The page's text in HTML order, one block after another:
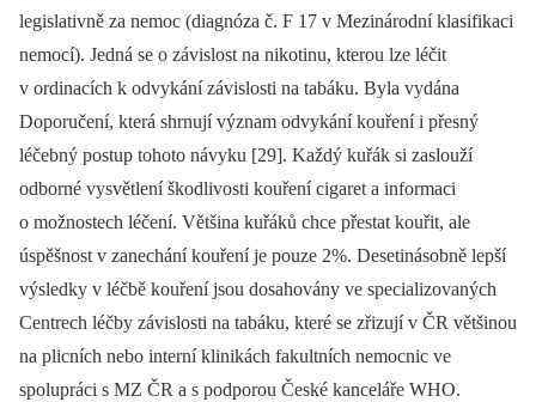
legislativně za nemoc (diagnóza č. F 17 v Mezinárodní klasifikaci
nemocí). Jedná se o závislost na nikotinu, kterou lze léčit
v ordinacích k odvykání závislosti na tabáku. Byla vydána
Doporučení, která shrnují význam odvykání kouření i přesný
léčebný postup tohoto návyku [29]. Každý kuřák si zaslouží
odborné vysvětlení škodlivosti kouření cigaret a informaci
o možnostech léčení. Většina kuřáků chce přestat kouřit, ale
úspěšnost v zanechání kouření je pouze 2%. Desetinásobně lepší
výsledky v léčbě kouření jsou dosahovány ve specializovaných
Centrech léčby závislosti na tabáku, které se zřizují v ČR většinou
na plicních nebo interní klinikách fakultních nemocnic ve
spolupráci s MZ ČR a s podporou České kanceláře WHO.